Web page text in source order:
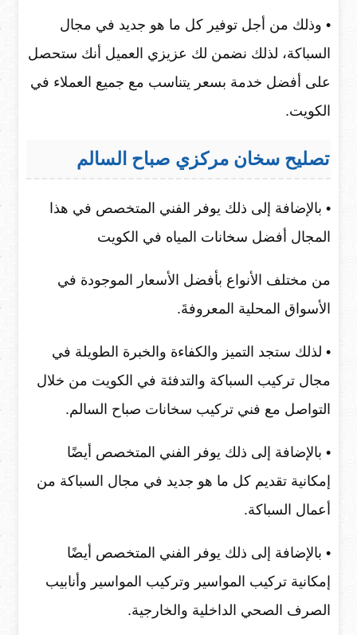
• وذلك من أجل توفير كل ما هو جديد في مجال
السباكة، لذلك نضمن لك عزيزي العميل أنك ستحصل
على أفضل خدمة بسعر يتناسب مع جميع العملاء في
الكويت.
تصليح سخان مركزي صباح السالم
• بالإضافة إلى ذلك يوفر الفني المتخصص في هذا
المجال أفضل سخانات المياه في الكويت
من مختلف الأنواع بأفضل الأسعار الموجودة في
الأسواق المحلية المعروفةَ.
• لذلك ستجد التميز والكفاءة والخبرة الطويلة في
مجال تركيب السباكة والتدفئة في الكويت من خلال
التواصل مع فني تركيب سخانات صباح السالم.
• بالإضافة إلى ذلك يوفر الفني المتخصص أيضًا
إمكانية تقديم كل ما هو جديد في مجال السباكة من
أعمال السباكة.
• بالإضافة إلى ذلك يوفر الفني المتخصص أيضًا
إمكانية تركيب المواسير وتركيب المواسير وأنابيب
الصرف الصحي الداخلية والخارجية.